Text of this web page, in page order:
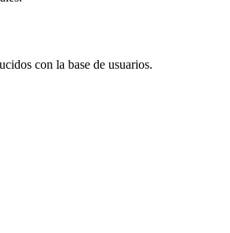
con la base de usuarios.